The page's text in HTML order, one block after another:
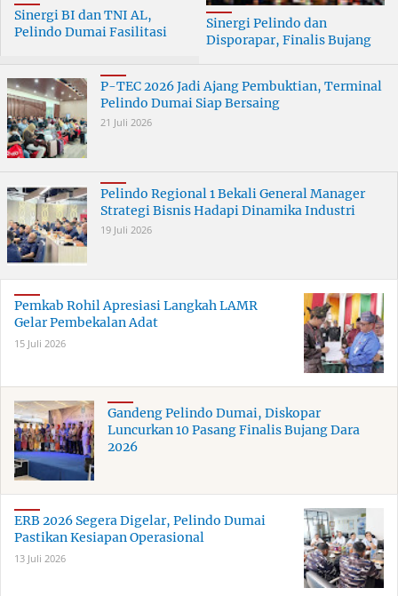
Sinergi BI dan TNI AL,
Pelindo Dumai Fasilitasi
Sinergi Pelindo dan
Disporapar, Finalis Bujang
P-TEC 2026 Jadi Ajang Pembuktian, Terminal
Pelindo Dumai Siap Bersaing
21 Juli 2026
Pelindo Regional 1 Bekali General Manager
Strategi Bisnis Hadapi Dinamika Industri
19 Juli 2026
Pemkab Rohil Apresiasi Langkah LAMR
Gelar Pembekalan Adat
15 Juli 2026
Gandeng Pelindo Dumai, Diskopar
Luncurkan 10 Pasang Finalis Bujang Dara
2026
ERB 2026 Segera Digelar, Pelindo Dumai
Pastikan Kesiapan Operasional
13 Juli 2026